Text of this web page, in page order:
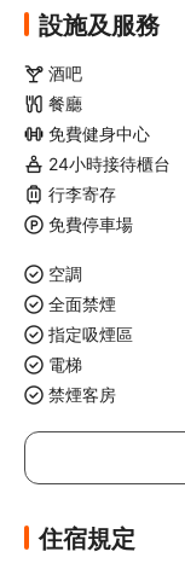
設施及服務
酒吧
餐廳
免費健身中心
24小時接待櫃台
行李寄存
免費停車場
空調
全面禁煙
指定吸煙區
電梯
禁煙客房
住宿規定